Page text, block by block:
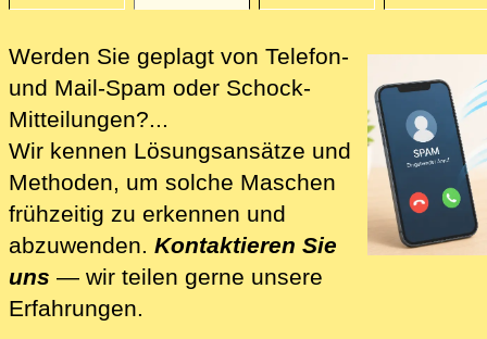
Beiträge
Werden Sie geplagt von Telefon-
und Mail-Spam oder Schock-
Mitteilungen?...
Wir kennen Lösungsansätze und
Methoden, um solche Maschen
frühzeitig zu erkennen und
abzuwenden. Kontaktieren Sie
uns — wir teilen gerne unsere
Erfahrungen.